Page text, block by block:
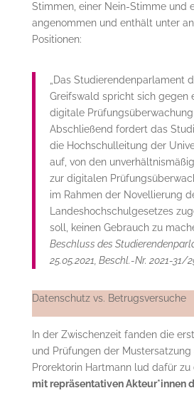
Stimmen, einer Nein-Stimme und
angenommen und enthält unter
Positionen:
„Das Studierendenparlament
Greifswald spricht sich gegen
digitale Prüfungsüberwachung
Abschließend fordert das
die Hochschulleitung der
auf, von den
zur digitalen
im Rahmen der Novellierung
Landeshochschulgesetzes
soll, keinen Gebrauch zu
Beschluss des
25.05.2021, Beschl.-Nr. 2021-31/
Datenschutz vs. Betrugsversuche
In der Zwischenzeit fanden die
und Prüfungen der Mustersatzung
Prorektorin Hartmann lud dafür zu
mit repräsentativen Akteur*innen